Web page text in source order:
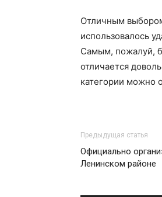
Отличным
использовалось
Самым, пожалуй,
отличается
категории можно
Предыдущая статья
Официально
Ленинском районе